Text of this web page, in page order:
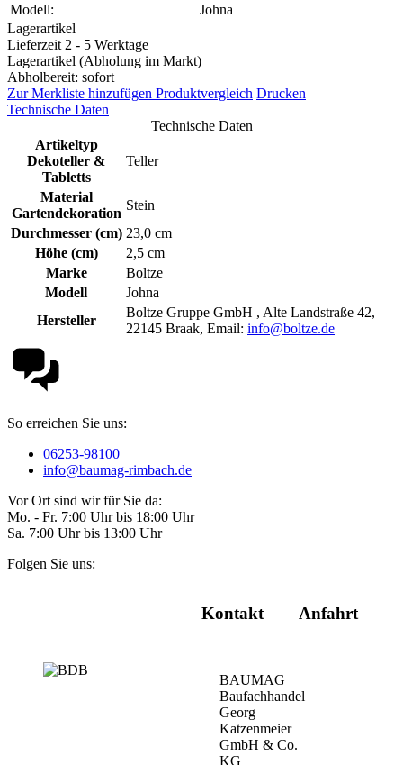
Modell:
Johna
Lagerartikel
Lieferzeit 2 - 5 Werktage
Lagerartikel (Abholung im Markt)
Abholbereit: sofort
Zur Merkliste hinzufügen Produktvergleich Drucken
Technische Daten
Technische Daten
Artikeltyp
Dekoteller &
Tabletts
Teller
Material
Gartendekoration
Stein
Durchmesser (cm) 23,0 cm
Höhe (cm)
2,5 cm
Marke
Boltze
Modell
Johna
Hersteller
Boltze Gruppe GmbH , Alte Landstraße 42,
22145 Braak, Email: info@boltze.de
So erreichen Sie uns:
06253-98100
info@baumag-rimbach.de
Vor Ort sind wir für Sie da:
Mo. - Fr. 7:00 Uhr bis 18:00 Uhr
Sa. 7:00 Uhr bis 13:00 Uhr
Folgen Sie uns:
Kontakt
BAUMAG
Baufachhandel
Georg
Katzenmeier
GmbH & Co.
KG
Anfahrt